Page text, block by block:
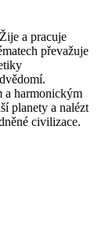
a pracuje
převažuje
a harmonickým
planety a nalézt
civilizace.